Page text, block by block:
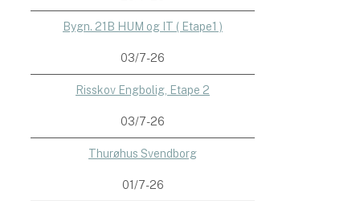
Bygn. 21B HUM og IT ( Etape1 )
03/7-26
Risskov Engbolig, Etape 2
03/7-26
Thurøhus Svendborg
01/7-26